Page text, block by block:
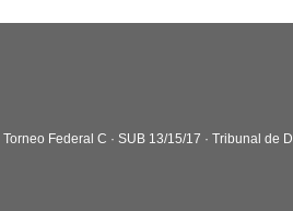
Torneo Federal C · SUB 13/15/17 · Tribunal de